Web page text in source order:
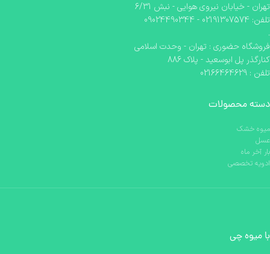
تهران - خیابان نیروی هوایی - نبش 6/31
تلفن: 02191307574 - 09024490344
.
فروشگاه حضوری : تهران - وحدت اسلامی
کنارگذر پل ابوسعید - پلاک 886
تلفن : 02166464629
دسته محصولات
میوه خشک
عسل
بار آخر ماه
ادویه تخصصی
با میوه چی